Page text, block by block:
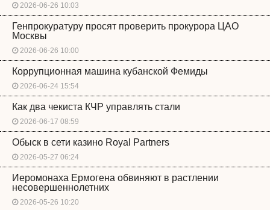
2026-06-26 10:03
Генпрокуратуру просят проверить прокурора ЦАО
Москвы
2026-06-26 10:00
Коррупционная машина кубанской Фемиды
2026-06-24 15:54
Как два чекиста КЧР управлять стали
2026-06-17 08:59
Обыск в сети казино Royal Partners
2026-05-27 06:24
Иеромонаха Ермогена обвиняют в растлении
несовершеннолетних
2026-05-26 10:20